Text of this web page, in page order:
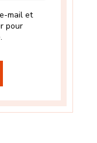
mail et
pour